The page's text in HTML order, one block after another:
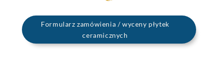
Formularz zamówienia / wyceny płytek
ceramicznych